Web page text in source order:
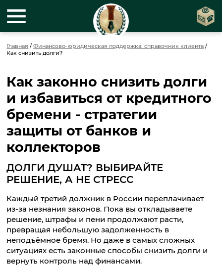
Главная /Финансово-юридическая поддержка: справочник клиента /
Как снизить долги?
Как законно снизить долги
и избавиться от кредитного
бремени - стратегии
защиты от банков и
коллекторов
ДОЛГИ ДУШАТ? ВЫБИРАЙТЕ
РЕШЕНИЕ, А НЕ СТРЕСС
Каждый третий должник в России переплачивает
из-за незнания законов. Пока вы откладываете
решение, штрафы и пени продолжают расти,
превращая небольшую задолженность в
неподъёмное бремя. Но даже в самых сложных
ситуациях есть законные способы снизить долги и
вернуть контроль над финансами.